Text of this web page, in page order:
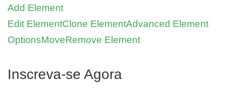
Add Element
Edit ElementClone ElementAdvanced Element
OptionsMoveRemove Element
Inscreva-se Agora